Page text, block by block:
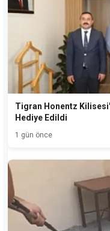
Tigran Honentz
Hediye Edildi
1 gün önce